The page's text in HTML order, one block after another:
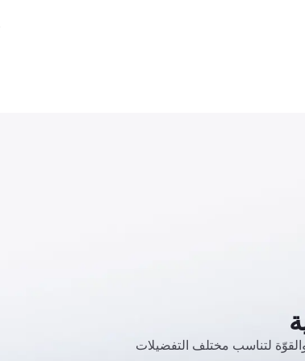
لتناسب مختلف التفضيلات